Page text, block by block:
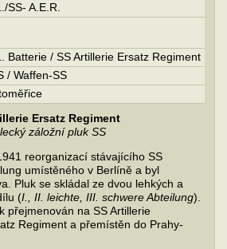
SS- A.E.R.
Batterie / SS Artillerie Ersatz Regiment
/ Waffen-SS
Ersatz Regiment
záložní pluk SS
reorganizací stávajícího SS
umístěného v Berlíně a byl
Pluk se skládal ze dvou lehkých a
(I., II. leichte, III. schwere Abteilung).
přejmenován na SS Artillerie
Regiment a přemístěn do Prahy-